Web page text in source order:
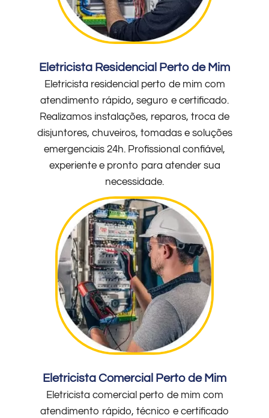
Eletricista Residencial Perto de Mim
Eletricista residencial perto de mim com
atendimento rápido, seguro e certificado.
Realizamos instalações, reparos, troca de
disjuntores, chuveiros, tomadas e soluções
emergenciais 24h. Profissional confiável,
experiente e pronto para atender sua
necessidade.
Eletricista Comercial Perto de Mim
Eletricista comercial perto de mim com
atendimento rápido, técnico e certificado